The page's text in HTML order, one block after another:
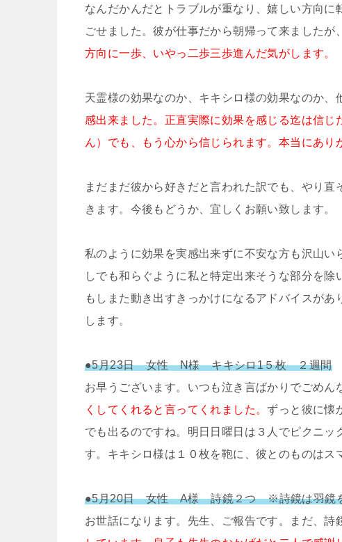
なんだかんだとトラブルが重なり、嬉しい方向
ごせました。彼が仕事だから朝帰って来ましたが
方向に一歩、いやっ二歩三歩進んだ気がします。
天霊様の効果なのか、キキシロ様の効果なのか、
感出来ました。正直実際に効果を感じる迄は信
ん）でも、もう心から信じられます。本当にあり
まだまだ彼から好きだと言われた訳でも、やり
きます。今後もどうか、宜しくお願い致します。
私のように効果を実感出来ずに不安な方も沢山
しでも和らぐように私と特定出来そうな部分を除
もしまた動き出すきっかけになるアドバイスが
します。
●5月23日 女性 N様 キキシロ1５枚 ２週間
お早うございます。いつも泣き言ばかりでごめん
くしてくれると言ってくれました。ずっと彼に懐
でも出るのですね。明日日曜日は３人でピクニ
す。キキシロ様は１０枚を鞄に、彼とのものはス
●5月20日 女性 A様 詩鏡２つ ※詩鏡は羽鏡を
お世話になります。先生、ご報告です。まだ、詩